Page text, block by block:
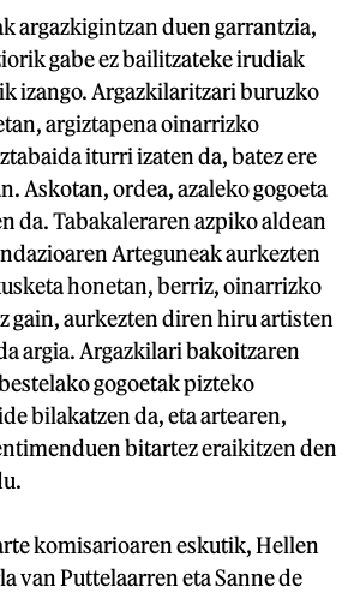
argazkigintzan duen garrantzia,
gabe ez bailitzateke irudiak
izango. Argazkilaritzari buruzko
argiztapena oinarrizko
iturri izaten da, batez ere
Askotan, ordea, azaleko gogoeta
da. Tabakaleraren azpiko aldean
Arteguneak aurkezten
honetan, berriz, oinarrizko
gain, aurkezten diren hiru artisten
argia. Argazkilari bakoitzaren
gogoetak pizteko
bilakatzen da, eta artearen,
bitartez eraikitzen den
komisarioaren eskutik, Hellen
van Puttelaarren eta Sanne de